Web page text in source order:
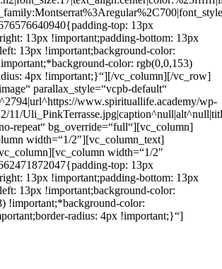
top: 13px
13px !important;padding-bottom: 13px
13px !important;background-color:
color: rgb(0,0,153)
4px !important;}“][/vc_column][/vc_row]
parallax_style=“vcpb-default“
www.spirituallife.academy/wp-
11/
repeat“ bg_override=“full“][vc_column]
width=“1/2″][vc_column_text]
width=“1/2″
top: 13px
13px !important;padding-bottom: 13px
13px !important;background-color:
!important;*background-color:
radius: 4px !important;}“]